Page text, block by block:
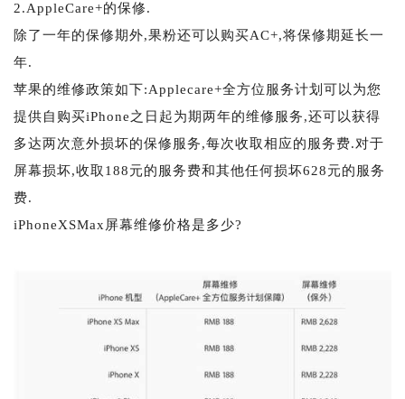
2.AppleCare+的保修.
除了一年的保修期外,果粉还可以购买AC+,将保修期延长一
年.
苹果的维修政策如下:Applecare+全方位服务计划可以为您
提供自购买iPhone之日起为期两年的维修服务,还可以获得
多达两次意外损坏的保修服务,每次收取相应的服务费.对于
屏幕损坏,收取188元的服务费和其他任何损坏628元的服务
费.
iPhoneXSMax屏幕维修价格是多少?